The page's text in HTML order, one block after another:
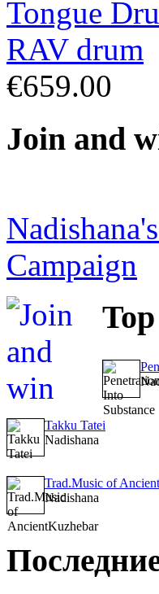
€659.00
Join and
Campaign
Top
Takku Tatei
Nadishana
Trad.Music of
Nadishana